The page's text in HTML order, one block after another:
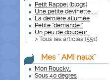
Petit Rappel (blogs)
Une petite devinette.. ...
La dernière allumée
Petite "demande "
Un peu de douceur..
> Tous les articles (551)
Mes " AMI naux"
Mon Roucky..
Sous 40 degres